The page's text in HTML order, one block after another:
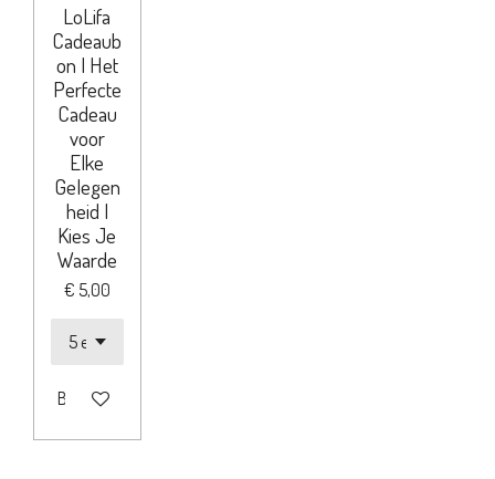
LoLifa
Cadeaub
on | Het
Perfecte
Cadeau
voor
Elke
Gelegen
heid |
Kies Je
Waarde
€ 5,00
Bekijk details